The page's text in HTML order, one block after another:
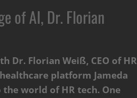
of AI, Dr. Florian
Dr. Florian Weiß, CEO of HR
platform Jameda
world of HR tech. One